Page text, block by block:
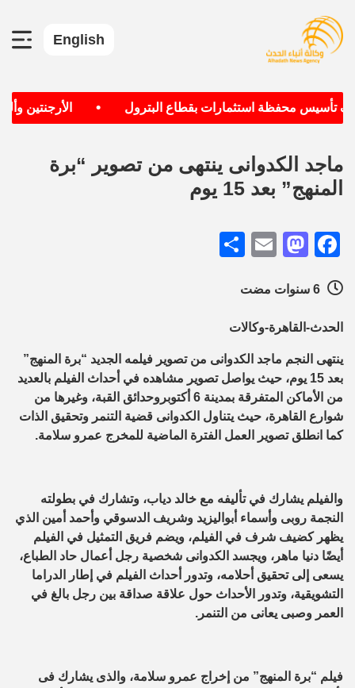
English
تأسيس محفظة استثمارات بقطاع البترول الأرجنتين
ماجد الكدوانى ينتهى من تصوير “برة
المنهج” بعد 15 يوم
Facebook
Mastodon
Email
الحدث-القاهرة-وكالات
ينتهى النجم ماجد الكدوانى من تصوير فيلمه الجديد “برة المنهج”
بعد 15 يوم، حيث يواصل تصوير مشاهده في أحداث الفيلم بالعديد
من الأماكن المتفرقة بمدينة 6 أكتوبروحدائق القبة، وغيرها من
شوارع القاهرة، حيث يتناول الكدوانى قضية التنمر وتحقيق الذات
كما انطلق تصوير العمل الفترة الماضية للمخرج عمرو سلامة.
والفيلم يشارك في تأليفه مع خالد دياب، وتشارك في بطولته
النجمة روبى وأسماء أبواليزيد وشريف الدسوقي وأحمد أمين الذي
يظهر كضيف شرف في الفيلم، ويضم فريق التمثيل في الفيلم
أيضًا دنيا ماهر، ويجسد الكدوانى شخصية رجل أعمال حاد الطباع،
يسعى إلى تحقيق أحلامه، وتدور أحداث الفيلم في إطار الدراما
التشويقية، وتدور الأحداث حول علاقة صداقة بين رجل بالغ في
العمر وصبى يعانى من التنمر.
فيلم “برة المنهج” من إخراج عمرو سلامة، والذى يشارك فى